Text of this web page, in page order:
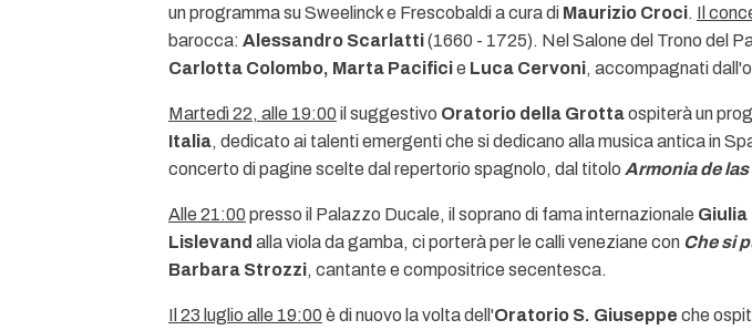
un programma su Sweelinck e Frescobaldi a cura di Maurizio Croci. Il
barocca: Alessandro Scarlatti(1660 - 1725). Nel Salone del Trono del
Carlotta Colombo, Marta Pacificie Luca Cervoni, accompagnati
Martedì 22, alle 19:00 il suggestivo Oratorio della Grottaospiterà un
Italia, dedicato ai talenti emergenti che si dedicano alla musica antica in
concerto di pagine scelte dal repertorio spagnolo, dal titolo Armonia de
Alle 21:00 presso il Palazzo Ducale, il soprano di fama internazionale
Lislevand alla viola da gamba, ci porterà per le calli veneziane con Che si
Barbara Strozzi, cantante e compositrice secentesca.
Il 23 luglio alle 19:00 è di nuovo la volta dell'Oratorio S. Giuseppe che